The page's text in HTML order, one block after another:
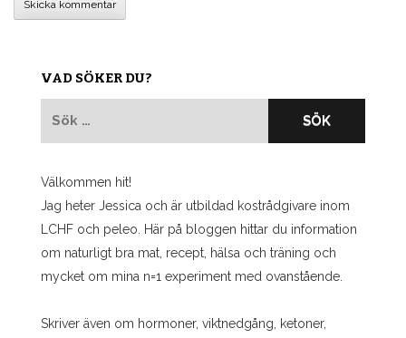
VAD SÖKER DU?
Välkommen hit!
Jag heter Jessica och är utbildad kostrådgivare inom
LCHF och peleo. Här på bloggen hittar du information
om naturligt bra mat, recept, hälsa och träning och
mycket om mina n=1 experiment med ovanstående.
Skriver även om hormoner, viktnedgång, ketoner,